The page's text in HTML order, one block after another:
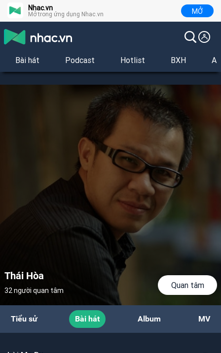
Nhac.vn
Mở trong ứng dụng Nhac.vn MỞ
Bài hát Podcast Hotlist BXH
Thái Hòa
32 người quan tâm
Quan tâm
Tiểu sử Bài hát Album MV